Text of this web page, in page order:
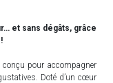
et sans dégâts, grâce
pour accompagner
Doté d’un cœur